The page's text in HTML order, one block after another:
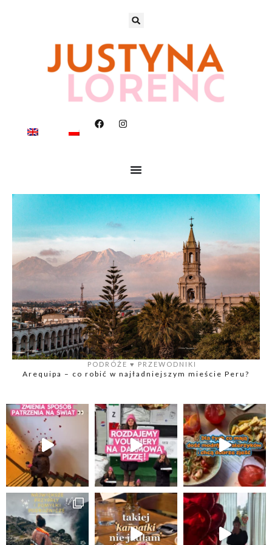
PODRÓŻE ♥️ PRZEWODNIKI
Arequipa – co robić w najładniejszym mieście Peru?